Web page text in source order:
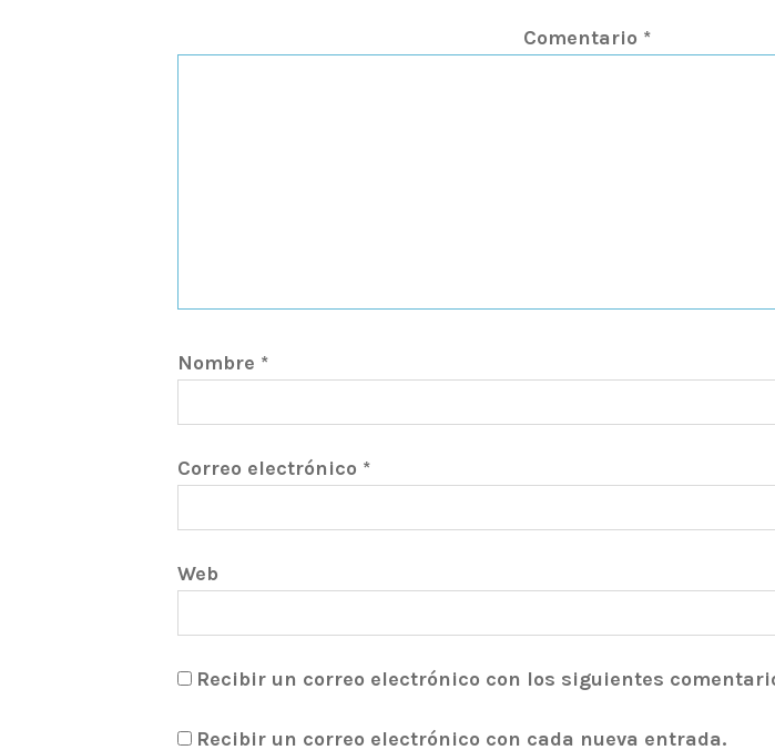
Comentario *
Nombre *
Correo electrónico *
Web
Recibir un correo electrónico con los siguientes
Recibir un correo electrónico con cada nueva entrada.